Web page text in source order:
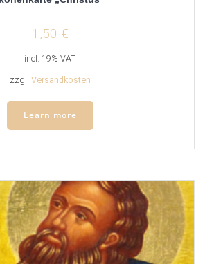
1,50 €
incl. 19% VAT
zzgl. Versandkosten
Learn more